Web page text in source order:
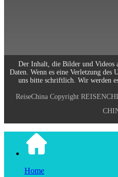
Der Inhalt, die Bilder und Videos
Daten. Wenn es eine Verletzung des
uns bitte schriftlich. Wir werden
ReiseChinaCopyright
Home